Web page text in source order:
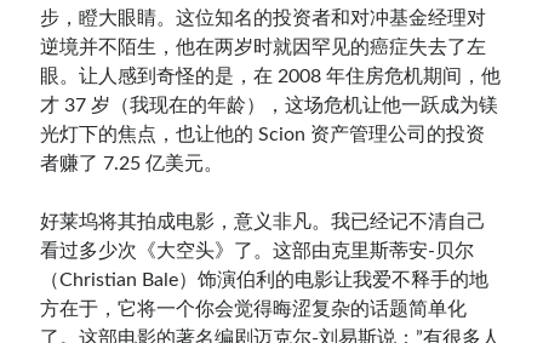
步，瞪大眼睛。这位知名的投资者和对冲基金经理对
逆境并不陌生，他在两岁时就因罕见的癌症失去了左
眼。让人感到奇怪的是，在 2008 年住房危机期间，他
才 37 岁（我现在的年龄），这场危机让他一跃成为镁
光灯下的焦点，也让他的 Scion 资产管理公司的投资
者赚了 7.25 亿美元。
好莱坞将其拍成电影，意义非凡。我已经记不清自己
看过多少次《大空头》了。这部由克里斯蒂安-贝尔
（Christian Bale）饰演伯利的电影让我爱不释手的地
方在于，它将一个你会觉得晦涩复杂的话题简单化
了。这部电影的著名编剧迈克尔-刘易斯说：”有很多人